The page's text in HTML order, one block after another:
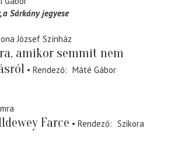
a Sárkány jegyese
József Színház
amikor semmit nem
Rendező
Máté Gábor
Farce Rendező
Szikora